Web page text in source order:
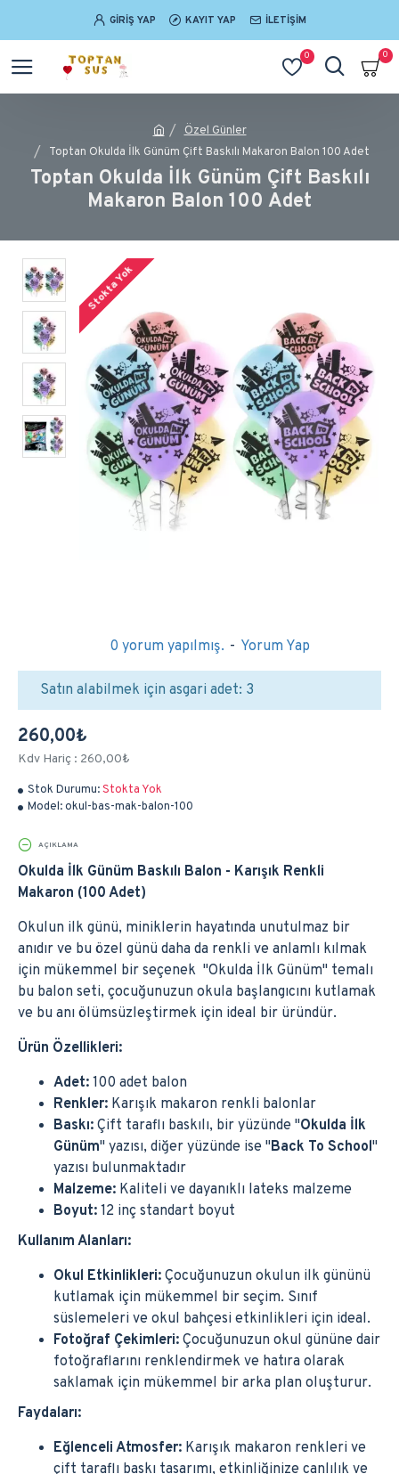
GIRIŞ YAP KAYIT YAP İLETIŞIM
0 0
Özel Günler
Toptan Okulda İlk Günüm Çift Baskılı Makaron Balon 100 Adet
Toptan Okulda İlk Günüm Çift Baskılı
Makaron Balon 100 Adet
Stokta Yok
Stok Durumu:Stokta Yok
Model:okul-bas-mak-balon-100
0 yorum yapılmış. - Yorum Yap
260,00₺
Kdv Hariç : 260,00₺
Satın alabilmek için asgari adet: 3
AÇIKLAMA
Okulda İlk Günüm Baskılı Balon - Karışık Renkli
Makaron (100 Adet)
Okulun ilk günü, miniklerin hayatında unutulmaz bir
anıdır ve bu özel günü daha da renkli ve anlamlı kılmak
için mükemmel bir seçenek "Okulda İlk Günüm" temalı
bu balon seti, çocuğunuzun okula başlangıcını kutlamak
ve bu anı ölümsüzleştirmek için ideal bir üründür.
Ürün Özellikleri:
Adet: 100 adet balon
Renkler: Karışık makaron renkli balonlar
Baskı: Çift taraflı baskılı, bir yüzünde "Okulda İlk
Günüm" yazısı, diğer yüzünde ise "Back To School"
yazısı bulunmaktadır
Malzeme: Kaliteli ve dayanıklı lateks malzeme
Boyut: 12 inç standart boyut
Kullanım Alanları:
Okul Etkinlikleri: Çocuğunuzun okulun ilk gününü
kutlamak için mükemmel bir seçim. Sınıf
süslemeleri ve okul bahçesi etkinlikleri için ideal.
Fotoğraf Çekimleri: Çocuğunuzun okul gününe dair
fotoğraflarını renklendirmek ve hatıra olarak
saklamak için mükemmel bir arka plan oluşturur.
Faydaları:
Eğlenceli Atmosfer: Karışık makaron renkleri ve
çift taraflı baskı tasarımı, etkinliğinize canlılık ve